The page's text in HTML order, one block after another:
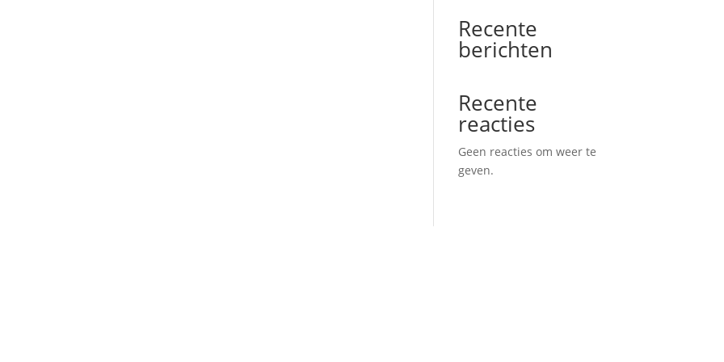
Recente
berichten
Recente
reacties
Geen reacties om weer te
geven.